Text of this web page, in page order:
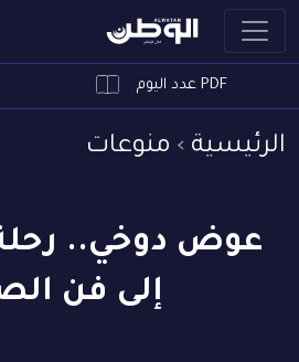
PDF عدد اليوم
الرئيسية منوعات
عوض دوخي..
إلى فن